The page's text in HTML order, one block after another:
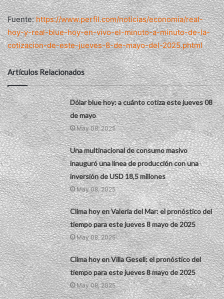
Fuente:https://www.perfil.com/noticias/economia/real-
hoy-y-real-blue-hoy-en-vivo-el-minuto-a-minuto-de-la-
cotizacion-de-este-jueves-8-de-mayo-del-2025.phtml
Artículos Relacionados
Dólar blue hoy: a cuánto cotiza este jueves 08
de mayo
May 08, 2025
Una multinacional de consumo masivo
inauguró una línea de producción con una
inversión de USD 18,5 millones
May 08, 2025
Clima hoy en Valeria del Mar: el pronóstico del
tiempo para este jueves 8 mayo de 2025
May 08, 2025
Clima hoy en Villa Gesell: el pronóstico del
tiempo para este jueves 8 mayo de 2025
May 08, 2025